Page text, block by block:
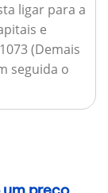
ligar para a
e
(Demais
seguida o